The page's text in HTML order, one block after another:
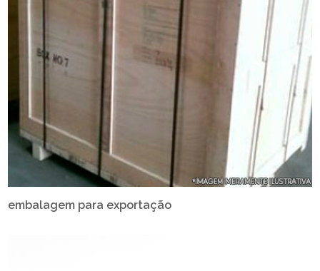
embalagem para exportação